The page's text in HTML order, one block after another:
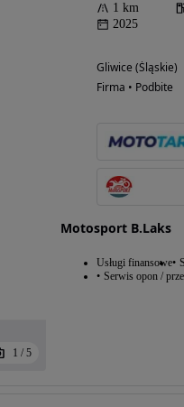
1 / 5
1 km
2025
Gliwice (Śląskie)
Firma • Podbite
Motosport B.Laks
Usługi finansowe
Serwis opon /